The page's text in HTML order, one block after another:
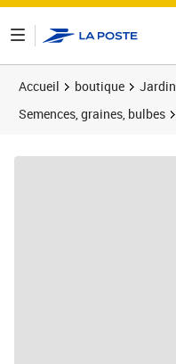
Accueil boutique Jardin
Semences, graines, bulbes